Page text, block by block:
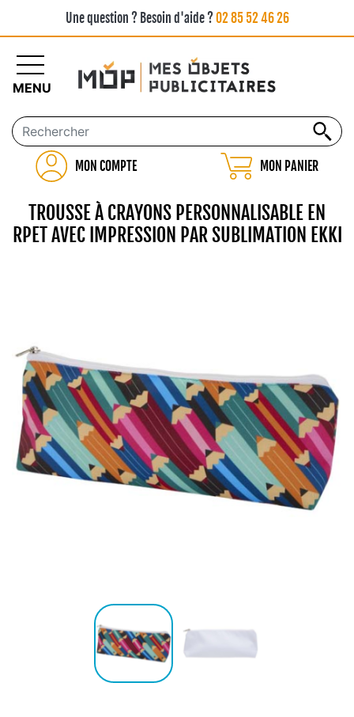
Une question ? Besoin d'aide ?02 85 52 46 26
MON COMPTE MON PANIER
MENU
TROUSSE À CRAYONS PERSONNALISABLE EN
RPET AVEC IMPRESSION PAR SUBLIMATION EKKI